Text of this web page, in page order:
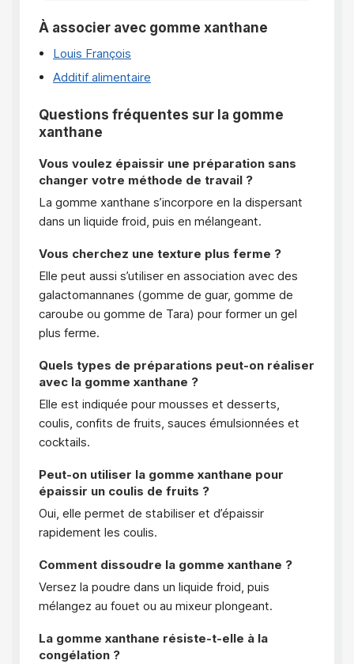
À associer avec gomme xanthane
Louis François
Additif alimentaire
Questions fréquentes sur la gomme
xanthane
Vous voulez épaissir une préparation sans
changer votre méthode de travail ?
La gomme xanthane s’incorpore en la dispersant
dans un liquide froid, puis en mélangeant.
Vous cherchez une texture plus ferme ?
Elle peut aussi s’utiliser en association avec des
galactomannanes (gomme de guar, gomme de
caroube ou gomme de Tara) pour former un gel
plus ferme.
Quels types de préparations peut-on réaliser
avec la gomme xanthane ?
Elle est indiquée pour mousses et desserts,
coulis, confits de fruits, sauces émulsionnées et
cocktails.
Peut-on utiliser la gomme xanthane pour
épaissir un coulis de fruits ?
Oui, elle permet de stabiliser et d’épaissir
rapidement les coulis.
Comment dissoudre la gomme xanthane ?
Versez la poudre dans un liquide froid, puis
mélangez au fouet ou au mixeur plongeant.
La gomme xanthane résiste-t-elle à la
congélation ?